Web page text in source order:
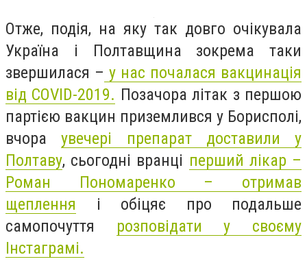
Отже, подія, на яку так довго очікувала
Україна і Полтавщина зокрема таки
звершилася – у нас почалася вакцинація
від COVID-2019. Позачора літак з першою
партією вакцин приземлився у Борисполі,
вчораувечері препарат доставили у
Полтаву, сьогодні вранці перший лікар –
Роман Пономаренко – отримав
щеплення і обіцяє про подальше
самопочуття розповідати у своєму
Інстаграмі.